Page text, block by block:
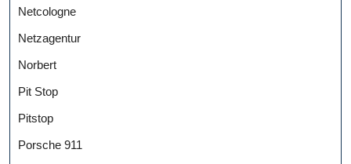
Netcologne
Netzagentur
Norbert
Pit Stop
Pitstop
Porsche 911